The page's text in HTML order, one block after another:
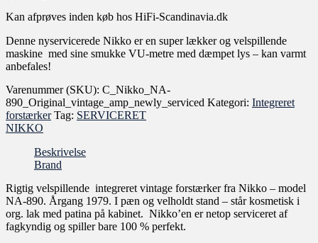
Kan afprøves inden køb hos HiFi-Scandinavia.dk
Denne nyservicerede Nikko er en super lækker og velspillende
maskine med sine smukke VU-metre med dæmpet lys – kan varmt
anbefales!
Varenummer (SKU): C_Nikko_NA-
890_Original_vintage_amp_newly_serviced Kategori: Integreret
forstærker Tag: SERVICERET
NIKKO
Beskrivelse
Brand
Rigtig velspillende integreret vintage forstærker fra Nikko – model
NA-890. Årgang 1979. I pæn og velholdt stand – står kosmetisk i
org. lak med patina på kabinet. Nikko’en er netop serviceret af
fagkyndig og spiller bare 100 % perfekt.